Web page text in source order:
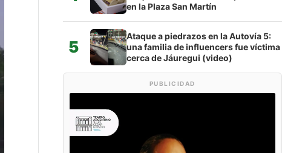
en la Plaza San Martín
5
Ataque a piedrazos en la Autovía 5:
una familia de influencers fue víctima
cerca de Jáuregui (video)
PUBLICIDAD